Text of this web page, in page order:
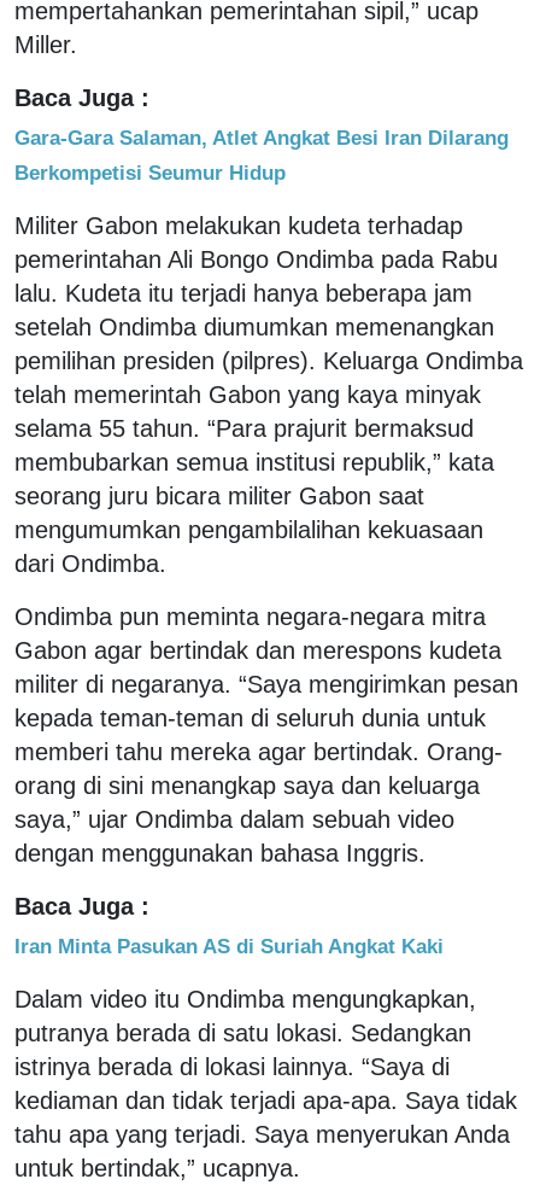
mempertahankan pemerintahan sipil,” ucap
Miller.
Baca Juga :
Gara-Gara Salaman, Atlet Angkat Besi Iran Dilarang
Berkompetisi Seumur Hidup
Militer Gabon melakukan kudeta terhadap
pemerintahan Ali Bongo Ondimba pada Rabu
lalu. Kudeta itu terjadi hanya beberapa jam
setelah Ondimba diumumkan memenangkan
pemilihan presiden (pilpres). Keluarga Ondimba
telah memerintah Gabon yang kaya minyak
selama 55 tahun. “Para prajurit bermaksud
membubarkan semua institusi republik,” kata
seorang juru bicara militer Gabon saat
mengumumkan pengambilalihan kekuasaan
dari Ondimba.
Ondimba pun meminta negara-negara mitra
Gabon agar bertindak dan merespons kudeta
militer di negaranya. “Saya mengirimkan pesan
kepada teman-teman di seluruh dunia untuk
memberi tahu mereka agar bertindak. Orang-
orang di sini menangkap saya dan keluarga
saya,” ujar Ondimba dalam sebuah video
dengan menggunakan bahasa Inggris.
Baca Juga :
Iran Minta Pasukan AS di Suriah Angkat Kaki
Dalam video itu Ondimba mengungkapkan,
putranya berada di satu lokasi. Sedangkan
istrinya berada di lokasi lainnya. “Saya di
kediaman dan tidak terjadi apa-apa. Saya tidak
tahu apa yang terjadi. Saya menyerukan Anda
untuk bertindak,” ucapnya.